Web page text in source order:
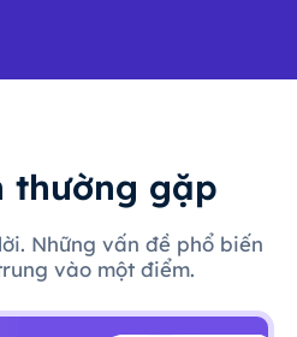
thường gặp
Những vấn đề phổ biến
vào một điểm.